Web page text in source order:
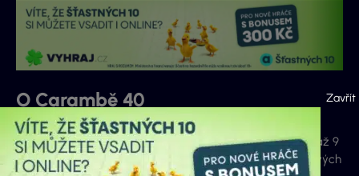
O Carambě 40
Loterie Caramba 40 ti dává možnost vybrat si v sázce 6 až 9
čísel z celkem 48 čísel. Loterie pomocí systému vytvoří z tvých